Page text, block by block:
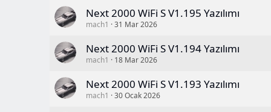
Next 2000 WiFi S V1.195 Yazılımı
mach1 31 Mar 2026
Next 2000 WiFi S V1.194 Yazılımı
mach1 18 Mar 2026
Next 2000 WiFi S V1.193 Yazılımı
mach1 30 Ocak 2026